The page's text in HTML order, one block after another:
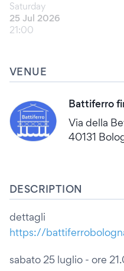
Saturday
25 Jul 2026
21:00
VENUE
Battiferro
Via della
40131
DESCRIPTION
dettagli
https://
sabato 25 luglio - ore